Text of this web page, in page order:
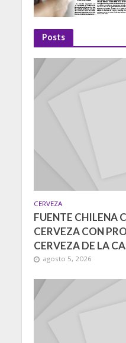
Posts
CERVEZA
FUENTE CHILENA
CERVEZA CON
CERVEZA DE LA
agosto 5, 2026